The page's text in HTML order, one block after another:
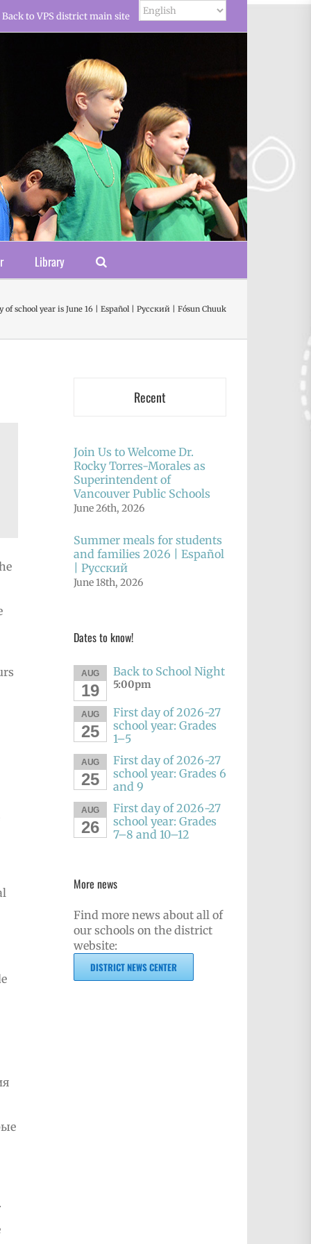
Back to VPS district main site
Library
of school year is June 16 | Español | Русский | Fósun Chuuk
Recent
Join Us to Welcome Dr.
Rocky Torres-Morales as
Superintendent of
Vancouver Public Schools
June 26th, 2026
Summer meals for students
and families 2026 | Español
| Русский
June 18th, 2026
Dates to know!
AUG
19
Back to School Night
5:00pm
AUG
25
First day of 2026-27
school year: Grades
1–5
AUG
25
First day of 2026-27
school year: Grades 6
and 9
AUG
26
First day of 2026-27
school year: Grades
7–8 and 10–12
More news
Find more news about all of
our schools on the district
website:
DISTRICT NEWS CENTER